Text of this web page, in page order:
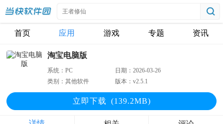
首页 应用 游戏 专题 资讯
淘宝电脑版
系统：PC 日期：2026-03-26
类别：其他软件 版本：v2.5.1
立即下载 (139.2MB)